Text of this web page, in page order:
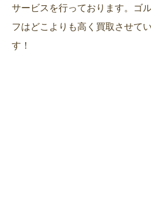
サービスを行っております。ゴ
フはどこよりも高く買取させて
す！